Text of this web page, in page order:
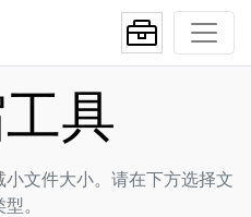
具
文件大小。请在下方选择文
。